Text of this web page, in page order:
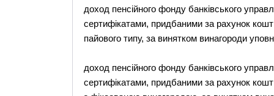
доход пенсійного фонду банківського
сертифікатами, придбаними за рахунок
пайового типу, за винятком винагороди
доход пенсійного фонду банківського
сертифікатами, придбаними за рахунок